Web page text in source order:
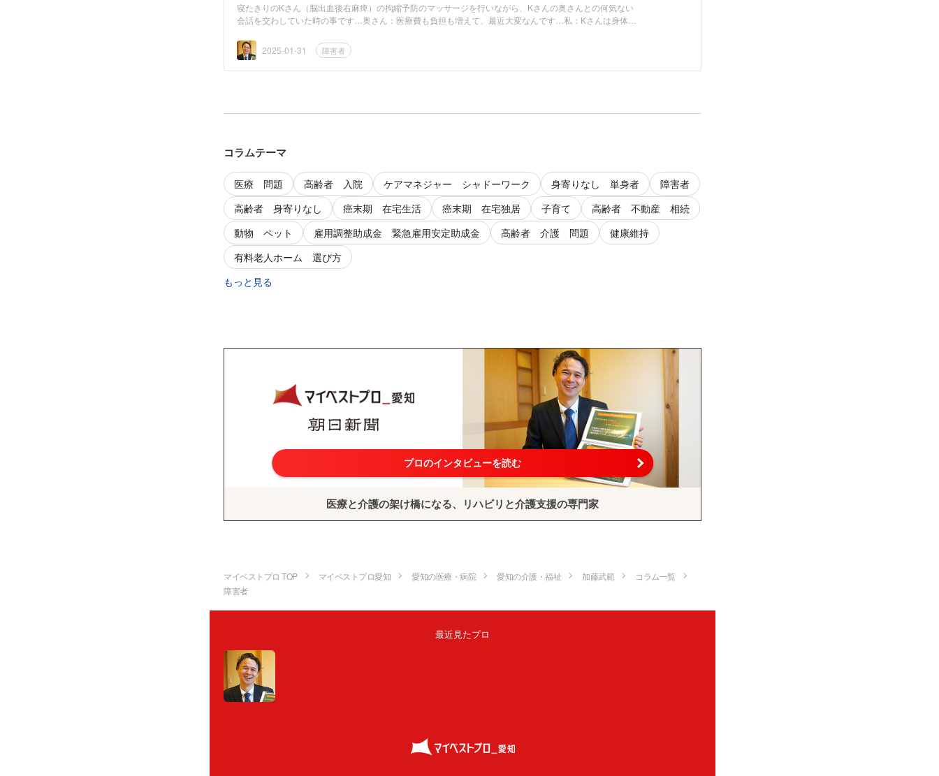
寝たきりのKさん（脳出血後右麻痺）の拘縮予防のマッサージを行いながら、Kさんの奥さんとの何気ない
会話を交わしていた時の事です…奥さん：医療費も負担も増えて、最近大変なんです…私：Kさんは身体障
2025-01-31
障害者
コラムテーマ
医療 問題 高齢者 入院 ケアマネジャー シャドーワーク 身寄りなし 単身者
障害者
高齢者 身寄りなし
癌末期 在宅生活 癌末期 在宅独居 子育て
高齢者 不動産 相続
動物 ペット
雇用調整助成金 緊急雇用安定助成金 高齢者 介護 問題
健康維持
有料老人ホーム 選び方
もっと見る
プロのインタビューを読む
医療と介護の架け橋になる、リハビリと介護支援の専門家
マイベストプロ TOP マイベストプロ愛知 愛知の医療・病院 愛知の介護・福祉 加藤武範
コラム一覧
障害者
最近見たプロ